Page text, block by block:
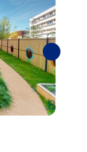
Suivantes